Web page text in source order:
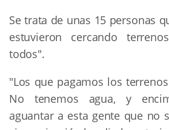
Se trata de unas 15 personas
estuvieron cercando
todos".
"Los que pagamos los
No tenemos agua, y
aguantar a esta gente que no